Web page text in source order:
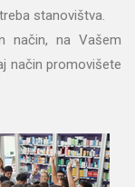
stanovištva.
način, na Vašem
način promovišete